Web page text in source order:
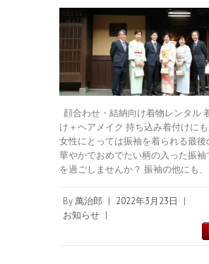
顔合わせ・結納向け着物レンタル
け＋ヘアメイク 持ち込み着付けに
女性にとっては振袖を着られる最後
華やかでおめでたい柄の入った振袖
を過ごしませんか？ 振袖の他にも
By萬治郎 | 2022年3月23日
|
お知らせ |